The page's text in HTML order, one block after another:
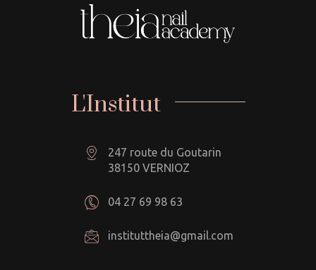
L'Institut
247 route du Goutarin
38150 VERNIOZ
04 27 69 98 63
instituttheia@gmail.com